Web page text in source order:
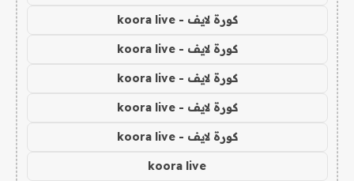
كورة لايف - koora live
كورة لايف - koora live
كورة لايف - koora live
كورة لايف - koora live
كورة لايف - koora live
koora live